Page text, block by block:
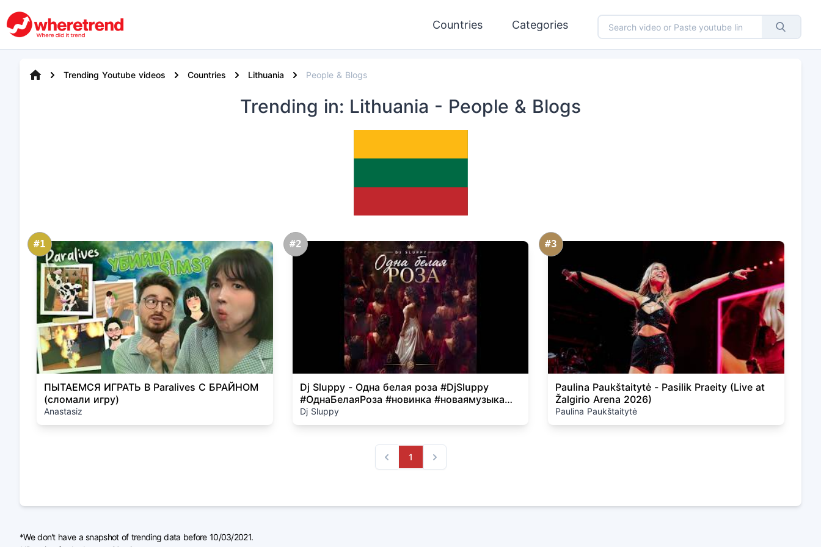
Countries Categories
Trending Youtube videos Countries Lithuania People & Blogs
Trending in: Lithuania - People & Blogs
#1
ПЫТАЕМСЯ ИГРАТЬ В Paralives С БРАЙНОМ
(сломали игру)
Anastasiz
#2
Dj Sluppy - Одна белая роза #DjSluppy
#ОднаБелаяРоза #новинка #новаямузыка
#русскаямузыка #попмузыка
Dj Sluppy
#3
Paulina Paukštaitytė - Pasilik Praeity (Live at
Žalgirio Arena 2026)
Paulina Paukštaitytė
Previous
1
Next
*We don't have a snapshot of trending data before 10/03/2021.